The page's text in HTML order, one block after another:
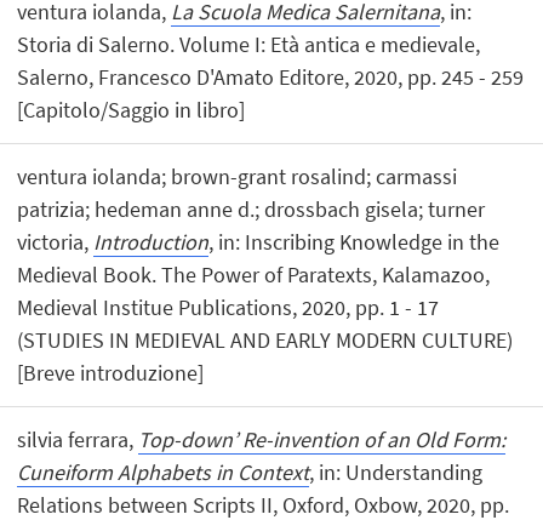
ventura iolanda, La Scuola Medica Salernitana, in:
Storia di Salerno. Volume I: Età antica e medievale,
Salerno, Francesco D'Amato Editore, 2020, pp. 245 - 259
[Capitolo/Saggio in libro]
ventura iolanda; brown-grant rosalind; carmassi
patrizia; hedeman anne d.; drossbach gisela; turner
victoria, Introduction, in: Inscribing Knowledge in the
Medieval Book. The Power of Paratexts, Kalamazoo,
Medieval Institue Publications, 2020, pp. 1 - 17
(STUDIES IN MEDIEVAL AND EARLY MODERN CULTURE)
[Breve introduzione]
silvia ferrara, Top-down’ Re-invention of an Old Form:
Cuneiform Alphabets in Context, in: Understanding
Relations between Scripts II, Oxford, Oxbow, 2020, pp.